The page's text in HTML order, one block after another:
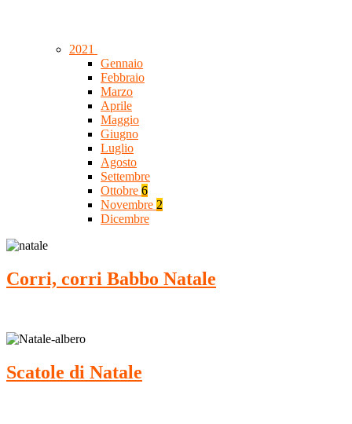
2021
Gennaio
Febbraio
Marzo
Aprile
Maggio
Giugno
Luglio
Agosto
Settembre
Ottobre 6
Novembre 2
Dicembre
Corri, corri Babbo Natale
Scatole di Natale